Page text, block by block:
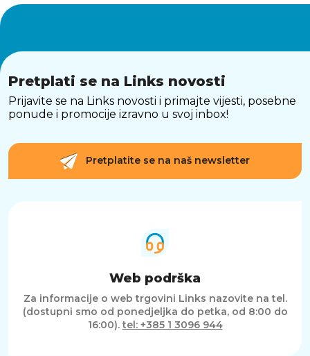
vizualnog dojma. Zahvaljujući OLED
niskom odzivu i potpunoj podršci za adaptivne
tehnologije sinkronizacije, ovaj monitor pruža
neusporedivo gaming iskustvo. Kombinacija
estetike, ergonomije i vrhunskih tehničkih
ozbiljne gamere koji žele igrati na najvišoj razini.
Pretplati se na Links novosti
Prijavite se na Links novosti i primajte vijesti, posebne
ponude i promocije izravno u svoj inbox!
Pretplatite se na naš newsletter
Web podrška
Za informacije o web trgovini Links nazovite na tel.
(dostupni smo od ponedjeljka do petka, od 8:00 do
16:00).tel: +385 1 3096 944